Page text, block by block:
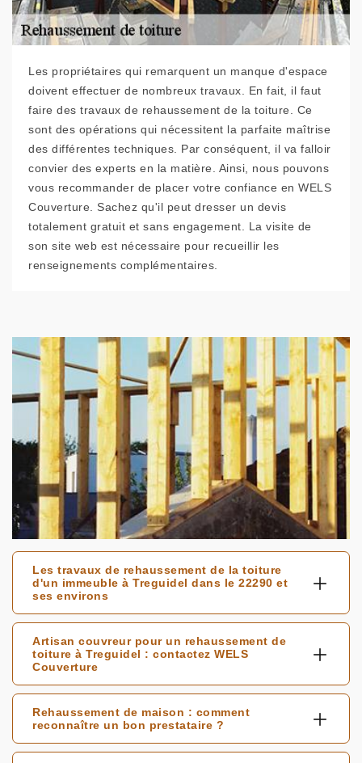
Les propriétaires qui remarquent un manque d'espace
doivent effectuer de nombreux travaux. En fait, il faut
faire des travaux de rehaussement de la toiture. Ce
sont des opérations qui nécessitent la parfaite maîtrise
des différentes techniques. Par conséquent, il va falloir
convier des experts en la matière. Ainsi, nous pouvons
vous recommander de placer votre confiance en WELS
Couverture. Sachez qu'il peut dresser un devis
totalement gratuit et sans engagement. La visite de
son site web est nécessaire pour recueillir les
renseignements complémentaires.
Les travaux de rehaussement de la toiture
d'un immeuble à Treguidel dans le 22290 et
ses environs
Artisan couvreur pour un rehaussement de
toiture à Treguidel : contactez WELS
Couverture
Rehaussement de maison : comment
reconnaître un bon prestataire ?